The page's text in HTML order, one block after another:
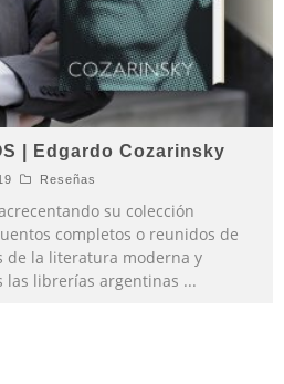
| Edgardo Cozarinsky
Reseñas
su colección
completos o reunidos de
de la literatura moderna y
las librerías argentinas ...